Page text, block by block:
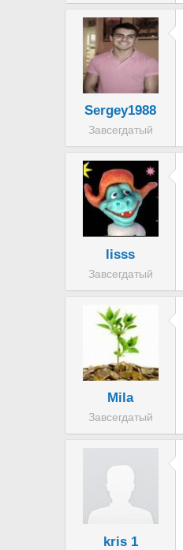
а
Sergey1988
Завсегдатый
lisss
Завсегдатый
Mila
Завсегдатый
kris 1